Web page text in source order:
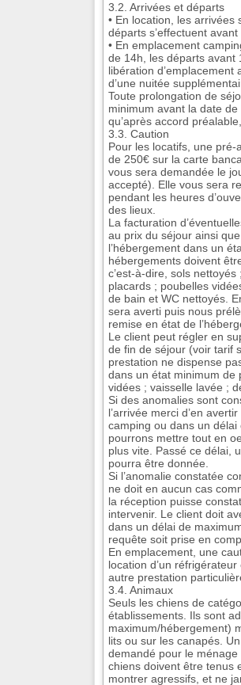
3.2. Arrivées et départs
• En location, les arrivées
départs s’effectuent avant
• En emplacement
de 14h, les départs avant
libération
d’une nuitée
Toute prolongation de
minimum avant la date
qu’après accord
3.3. Caution
Pour les locatifs, une pré-
de 250€ sur la carte
vous sera demandée le
accepté). Elle vous sera
pendant les heures
des lieux.
La facturation
au prix du séjour ainsi
l’hébergement dans un
hébergements doivent
c’est-à-dire, sols
placards ; poubelles
de bain et WC nettoyés.
sera averti puis nous
remise en état de
Le client peut régler en
de fin de séjour (voir tarif
prestation ne dispense
dans un état minimum de
vidées ; vaisselle lavée ;
Si des anomalies sont
l’arrivée merci d’en
camping ou dans un
pourrons mettre tout en
plus vite. Passé ce délai,
pourra être donnée.
Si l’anomalie constatée
ne doit en aucun cas
la réception puisse
intervenir. Le client doit
dans un délai de
requête soit prise en
En emplacement, une
location d’un
autre prestation
3.4. Animaux
Seuls les chiens de
établissements. Ils sont
maximum/hébergement)
lits ou sur les canapés.
demandé pour le
chiens doivent être tenus
montrer agressifs, et ne